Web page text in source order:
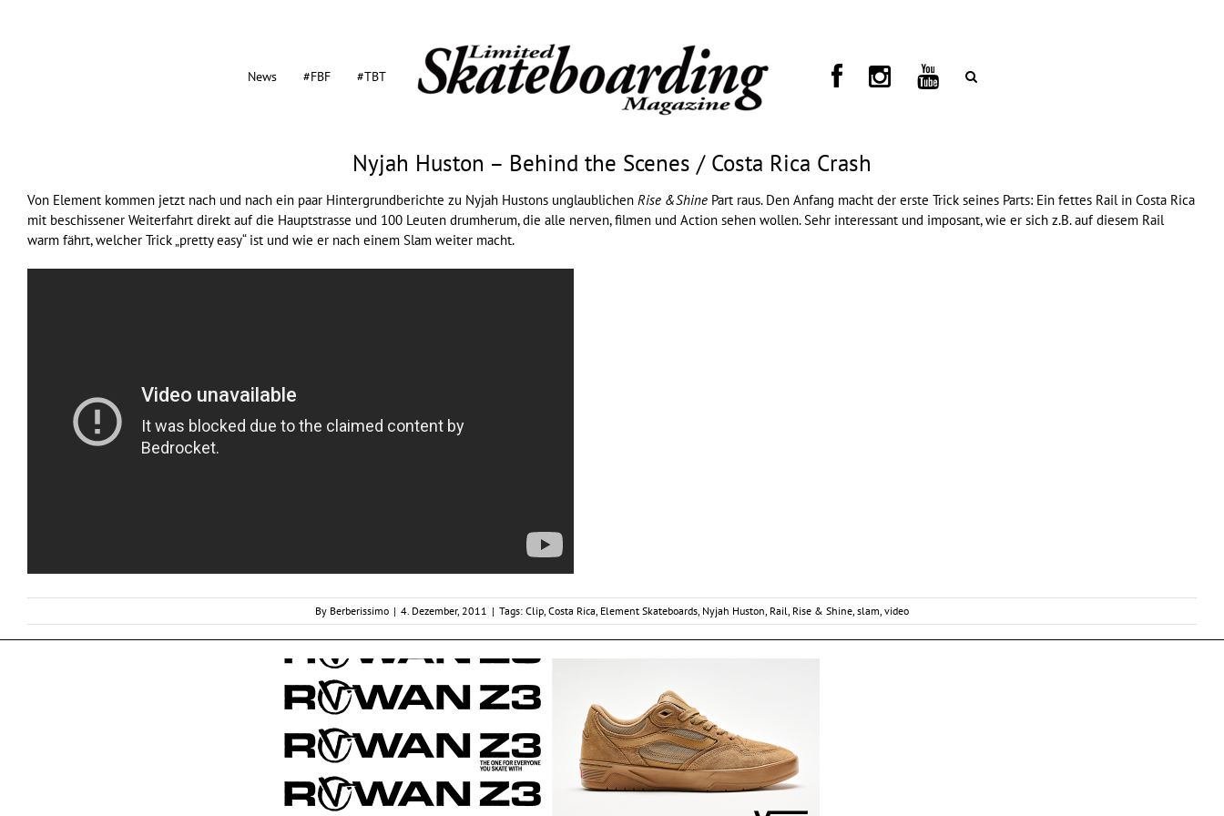
News #FBF #TBT
Nyjah Huston – Behind the Scenes / Costa Rica Crash
Von Element kommen jetzt nach und nach ein paar Hintergrundberichte zu Nyjah Hustons unglaublichen Rise &Shine Part raus. Den Anfang macht der erste Trick seines Parts: Ein fettes Rail in Costa Rica
mit beschissener Weiterfahrt direkt auf die Hauptstrasse und 100 Leuten drumherum, die alle nerven, filmen und Action sehen wollen. Sehr interessant und imposant, wie er sich z.B. auf diesem Rail
warm fährt, welcher Trick „pretty easy“ ist und wie er nach einem Slam weiter macht.
By Berberissimo | 4. Dezember, 2011 | Tags: Clip Costa Rica Element Skateboards Nyjah Huston Rail Rise & Shine slam video